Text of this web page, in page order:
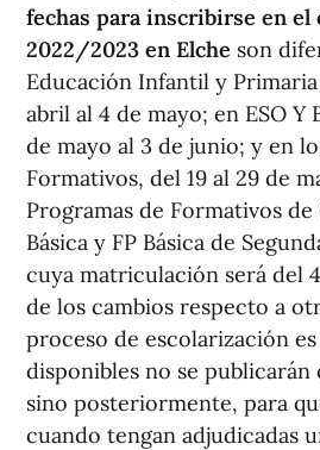
fechas para inscribirse en el
2022/2023 en Elche son
Educación Infantil y
abril al 4 de mayo; en ESO Y
de mayo al 3 de junio; y en
Formativos, del 19 al 29 de
Programas de Formativos
Básica y FP Básica de
cuya matriculación será del
de los cambios respecto a
proceso de escolarización
disponibles no se
sino posteriormente, para
cuando tengan adjudicadas